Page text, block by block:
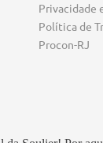
Privacidade
Política de
Procon-RJ